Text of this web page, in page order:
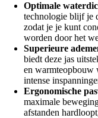
Optimale
technologie blijf je
zodat je je kunt
worden door het
Superieure
biedt deze jas
en warmteopbouw
intense
Ergonomische
maximale
afstanden